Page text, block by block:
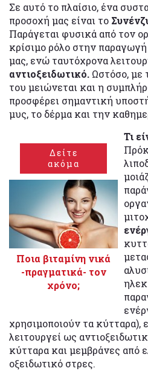
Σε αυτό το πλαίσιο, ένα
προσοχή μας είναι το
Παράγεται φυσικά από τον
κρίσιμο ρόλο στην
μας, ενώ ταυτόχρονα
αντιοξειδωτικό. Ωστόσο, με
του μειώνεται και η
προσφέρει σημαντική
μυς, το δέρμα και την
Δείτε
ακόμα
Ποια βιταμίνη νικά
-πραγματικά- τον
χρόνο;
Τι
χρησιμοποιούν τα κύτταρα),
λειτουργεί ως
κύτταρα και μεμβράνες από
οξειδωτικό στρες.